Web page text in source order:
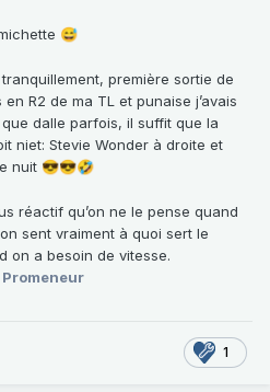
😅
première sortie de
R2 de ma TL et punaise j’avais
dalle parfois, il suffit que la
niet: Stevie Wonder à droite et
nuit 😎😎🤣
réactif qu’on ne le pense quand
sent vraiment à quoi sert le
on a besoin de vitesse.
Promeneur
1